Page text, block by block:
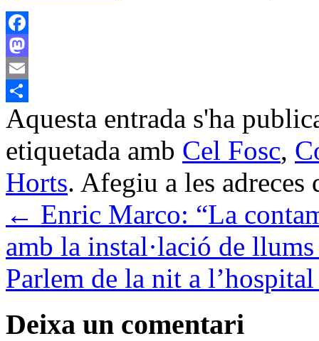
Facebook
Mastodon
Email
Comparteix
Aquesta entrada s'ha
etiquetada amb Cel Fosc,
Horts. Afegiu a les adreces
← Enric Marco: “La
amb la instal·lació de
Parlem de la nit a
Deixa un comentari